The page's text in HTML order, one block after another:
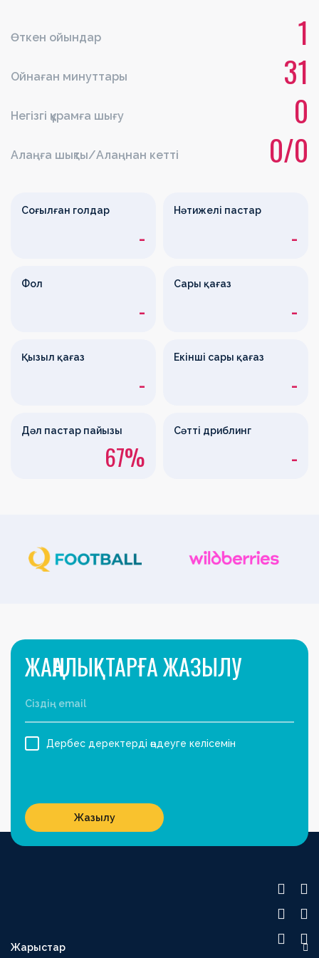
Өткен ойындар 1
Ойнаған минуттары 31
Негізгі құрамға шығу 0
Алаңға шықты/Алаңнан кетті 0/0
Соғылған голдар
-
Нәтижелі пастар
-
Фол
-
Сары қағаз
-
Қызыл қағаз
-
Екінші сары қағаз
-
Дәл пастар пайызы
67%
Сәтті дриблинг
-
Жарыстар
ЖАҢАЛЫҚТАРҒА ЖАЗЫЛУ
Дербес деректерді өңдеуге келісемін
Жазылу